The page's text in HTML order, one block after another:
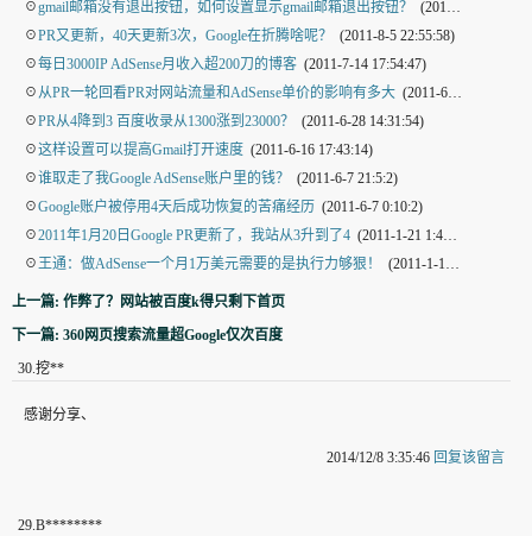
☉gmail邮箱没有退出按钮，如何设置显示gmail邮箱退出按钮？
(2011-9-1 21:48:14)
☉PR又更新，40天更新3次，Google在折腾啥呢？
(2011-8-5 22:55:58)
☉每日3000IP AdSense月收入超200刀的博客 (2011-7-14 17:54:47)
☉从PR一轮回看PR对网站流量和AdSense单价的影响有多大 (2011-6-28 15:42:39)
☉PR从4降到3 百度收录从1300涨到23000？
(2011-6-28 14:31:54)
☉这样设置可以提高Gmail打开速度 (2011-6-16 17:43:14)
☉谁取走了我Google AdSense账户里的钱？
(2011-6-7 21:5:2)
☉Google账户被停用4天后成功恢复的苦痛经历 (2011-6-7 0:10:2)
☉2011年1月20日Google PR更新了，我站从3升到了4 (2011-1-21 1:46:58)
☉王通：做AdSense一个月1万美元需要的是执行力够狠！ (2011-1-18 22:10:35)
上一篇: 作弊了？网站被百度k得只剩下首页
下一篇: 360网页搜索流量超Google仅次百度
30.挖**
感谢分享、
2014/12/8 3:35:46 回复该留言
29.B********